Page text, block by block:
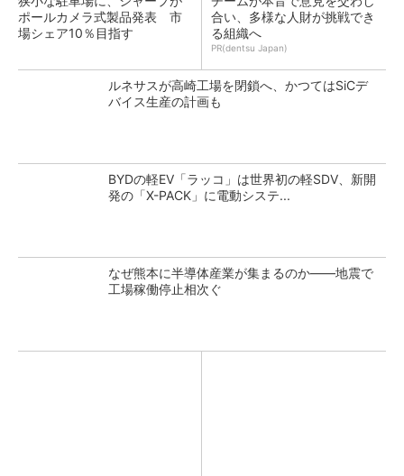
ポールカメラ式製品発表 市
場シェア10％目指す
合い、多様な人財が挑戦でき
る組織へ
PR(dentsu Japan)
ルネサスが高崎工場を閉鎖へ、かつてはSiCデ
バイス生産の計画も
BYDの軽EV「ラッコ」は世界初の軽SDV、新開
発の「X-PACK」に電動システ...
なぜ熊本に半導体産業が集まるのか――地震で
工場稼働停止相次ぐ